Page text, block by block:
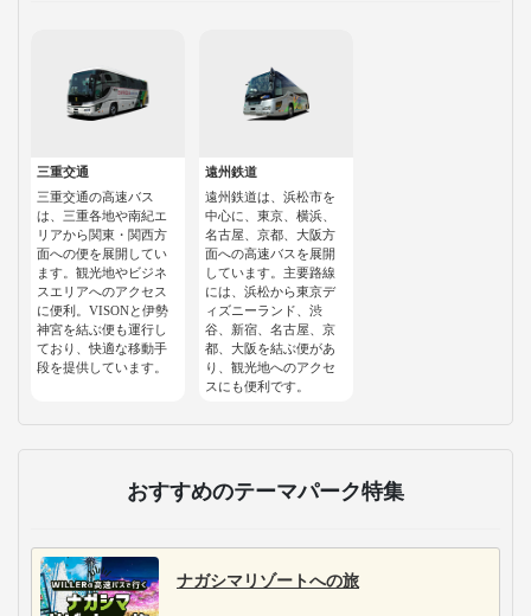
三重交通
三重交通の高速バス
は、三重各地や南紀エ
リアから関東・関西方
面への便を展開してい
ます。観光地やビジネ
スエリアへのアクセス
に便利。VISONと伊勢
神宮を結ぶ便も運行し
ており、快適な移動手
段を提供しています。
遠州鉄道
遠州鉄道は、浜松市を
中心に、東京、横浜、
名古屋、京都、大阪方
面への高速バスを展開
しています。主要路線
には、浜松から東京デ
ィズニーランド、渋
谷、新宿、名古屋、京
都、大阪を結ぶ便があ
り、観光地へのアクセ
スにも便利です。
おすすめのテーマパーク特集
ナガシマリゾートへの旅